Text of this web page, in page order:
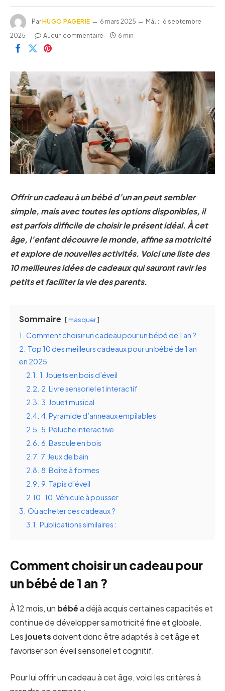
ParHUGO PAGERIE 6 mars 2025 MàJ : 6 septembre
2025
Aucun commentaire 6 min
Offrir un cadeau à un bébé d’un an peut sembler
simple, mais avec toutes les options disponibles, il
est parfois difficile de choisir le présent idéal. À cet
âge, l’enfant découvre le monde, affine sa motricité
et explore de nouvelles activités. Voici une liste des
10 meilleures idées de cadeaux qui sauront ravir les
petits et faciliter la vie des parents.
Sommaire masquer
1. Comment choisir un cadeau pour un bébé de 1 an ?
2. Top 10 des meilleurs cadeaux pour un bébé de 1 an
en 2025
2.1. 1. Jouets en bois d’éveil
2.2. 2. Livre sensoriel et interactif
2.3. 3. Jouet musical
2.4. 4. Pyramide d’anneaux empilables
2.5. 5. Peluche interactive
2.6. 6. Bascule en bois
2.7. 7. Jeux de bain
2.8. 8. Boîte à formes
2.9. 9. Tapis d’éveil
2.10. 10. Véhicule à pousser
3. Où acheter ces cadeaux ?
3.1. Publications similaires :
Comment choisir un cadeau pour
un bébé de 1 an ?
À 12 mois, un bébéa déjà acquis certaines capacités et
continue de développer sa motricité fine et globale.
Les jouetsdoivent donc être adaptés à cet âge et
favoriser son éveil sensoriel et cognitif.
Pour lui offrir un cadeau à cet âge, voici les critères à